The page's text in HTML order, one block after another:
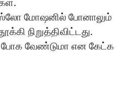
ஸ்லோ மோஷனில் போனாலும்
நிறுத்திவிட்டது.
போக வேண்டுமா என கேட்க